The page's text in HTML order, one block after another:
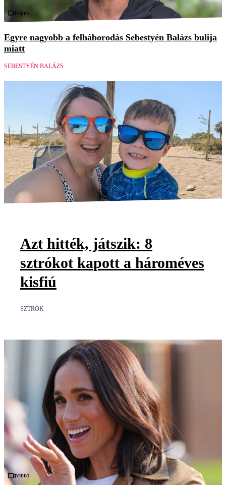
Videó
Egyre nagyobb a felháborodás Sebestyén Balázs bulija
miatt
SEBESTYÉN BALÁZS
Azt hitték, játszik: 8
sztrókot kapott a hároméves
kisfiú
SZTRÓK
Videó